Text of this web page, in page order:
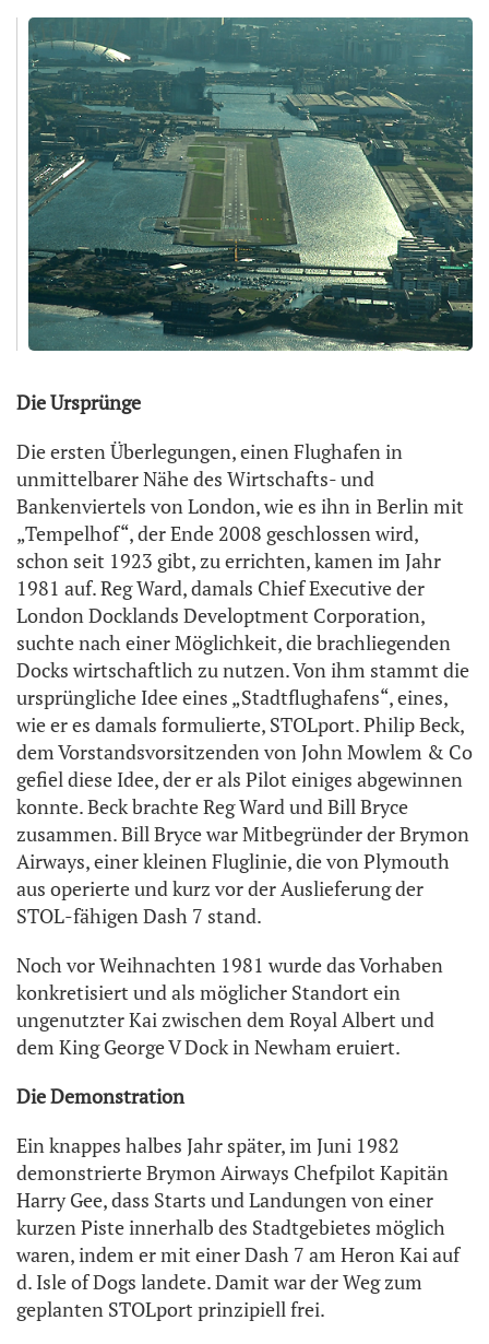
Die Ursprünge
Die ersten Überlegungen, einen Flughafen in
unmittelbarer Nähe des Wirtschafts- und
Bankenviertels von London, wie es ihn in Berlin mit
„Tempelhof“, der Ende 2008 geschlossen wird,
schon seit 1923 gibt, zu errichten, kamen im Jahr
1981 auf. Reg Ward, damals Chief Executive der
London Docklands Developtment Corporation,
suchte nach einer Möglichkeit, die brachliegenden
Docks wirtschaftlich zu nutzen. Von ihm stammt die
ursprüngliche Idee eines „Stadtflughafens“, eines,
wie er es damals formulierte, STOLport. Philip Beck,
dem Vorstandsvorsitzenden von John Mowlem & Co
gefiel diese Idee, der er als Pilot einiges abgewinnen
konnte. Beck brachte Reg Ward und Bill Bryce
zusammen. Bill Bryce war Mitbegründer der Brymon
Airways, einer kleinen Fluglinie, die von Plymouth
aus operierte und kurz vor der Auslieferung der
STOL-fähigen Dash 7 stand.
Noch vor Weihnachten 1981 wurde das Vorhaben
konkretisiert und als möglicher Standort ein
ungenutzter Kai zwischen dem Royal Albert und
dem King George V Dock in Newham eruiert.
Die Demonstration
Ein knappes halbes Jahr später, im Juni 1982
demonstrierte Brymon Airways Chefpilot Kapitän
Harry Gee, dass Starts und Landungen von einer
kurzen Piste innerhalb des Stadtgebietes möglich
waren, indem er mit einer Dash 7 am Heron Kai auf
d. Isle of Dogs landete. Damit war der Weg zum
geplanten STOLport prinzipiell frei.